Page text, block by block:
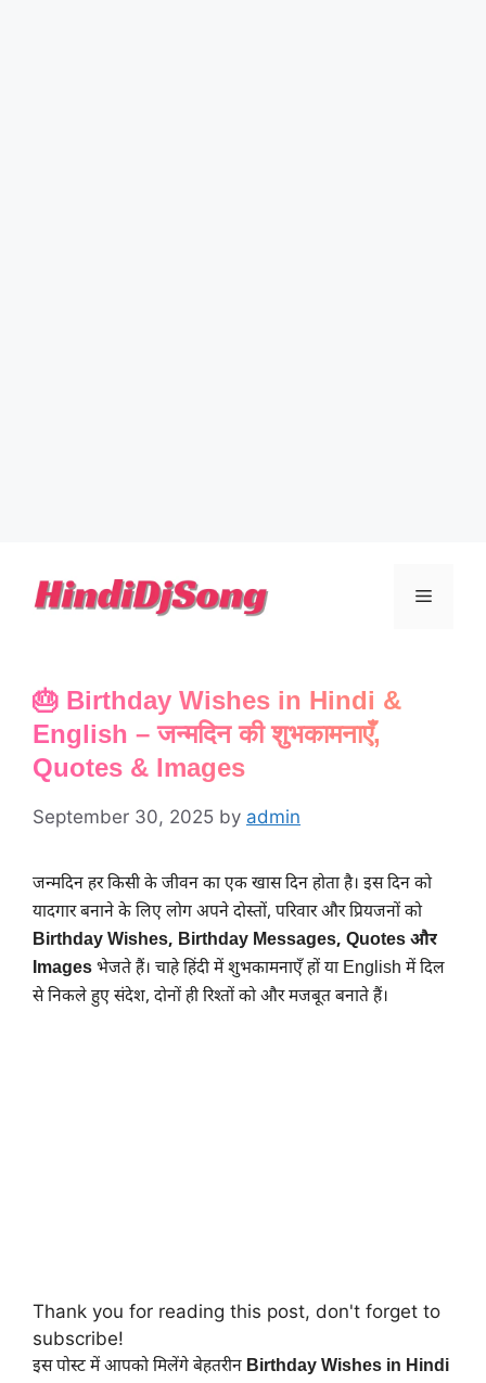
content
Menu
🎂 Birthday Wishes in Hindi &
English – जन्मदिन की शुभकामनाएँ,
Quotes & Images
September 30, 2025 by admin
जन्मदिन हर किसी के जीवन का एक खास दिन होता है। इस दिन को
यादगार बनाने के लिए लोग अपने दोस्तों, परिवार और प्रियजनों को
Birthday Wishes, Birthday Messages, Quotes और
Images भेजते हैं। चाहे हिंदी में शुभकामनाएँ हों या English में दिल
से निकले हुए संदेश, दोनों ही रिश्तों को और मजबूत बनाते हैं।
Thank you for reading this post, don't forget to
subscribe!
इस पोस्ट में आपको मिलेंगे बेहतरीन Birthday Wishes in Hindi